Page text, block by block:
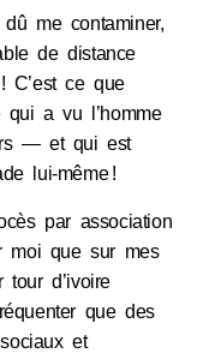
me contaminer,
de distance
C’est ce que
qui a vu l’homme
— et qui est
lui-même !
par association
moi que sur mes
tour d’ivoire
que des
et